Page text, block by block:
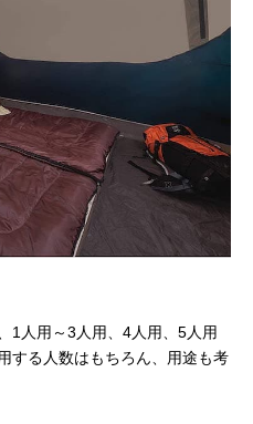
1人用～3人用、4人用、5人用
する人数はもちろん、用途も考